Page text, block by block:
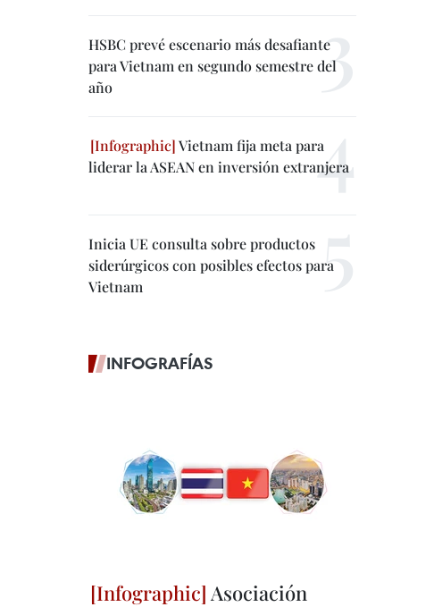
HSBC prevé escenario más desafiante
para Vietnam en segundo semestre del
año
Vietnam fija meta para
liderar la ASEAN en inversión extranjera
Inicia UE consulta sobre productos
siderúrgicos con posibles efectos para
Vietnam
INFOGRAFÍAS
Asociación